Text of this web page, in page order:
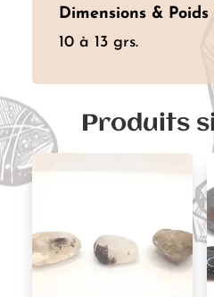
Dimensions & Poids
10 à 13 grs.
Produits